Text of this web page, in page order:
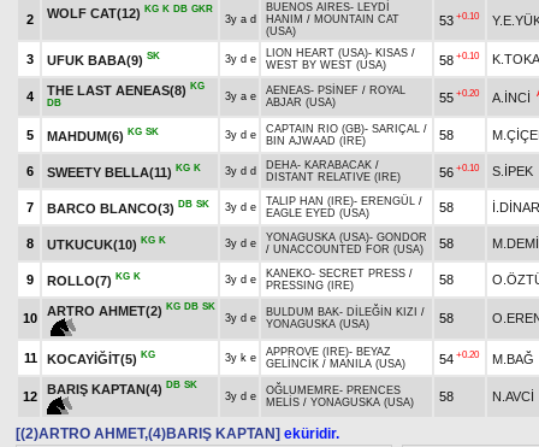
2 WOLF CAT(12) KG K DB GKR
3y a d
BUENOS AIRES- LEYDİ
HANIM / MOUNTAIN CAT
(USA)
53 +0.10
3 UFUK BABA(9) SK 3y d e LION HEART (USA)- KISAS /
WEST BY WEST (USA)
58 +0.10
4 THE LAST AENEAS(8) KG
DB
3y a e AENEAS- PSİNEF / ROYAL
ABJAR (USA)
55 +0.20 A.İNCİ
5 MAHDUM(6) KG SK 3y d e CAPTAIN RIO (GB)- SARIÇAL /
BIN AJWAAD (IRE)
58
6 SWEETY BELLA(11) KG K 3y d d DEHA- KARABACAK /
DISTANT RELATIVE (IRE)
56 +0.10 S.İPEK
7 BARCO BLANCO(3) DB SK 3y d e TALIP HAN (IRE)- ERENGÜL /
EAGLE EYED (USA)
58 İ.DİNAR
8 UTKUCUK(10) KG K 3y d e YONAGUSKA (USA)- GONDOR
/ UNACCOUNTED FOR (USA) 58
9 ROLLO(7) KG K 3y d e KANEKO- SECRET PRESS /
PRESSING (IRE)
58
10
ARTRO AHMET(2) KG DB SK
3y d e BULDUM BAK- DİLEĞİN KIZI /
YONAGUSKA (USA)
58
11 KOCAYİĞİT(5) KG 3y k e APPROVE (IRE)- BEYAZ
GELİNCİK / MANILA (USA) 54 +0.20 M.BAĞ
12
BARIŞ KAPTAN(4) DB SK
3y d e OĞLUMEMRE- PRENCES
MELİS / YONAGUSKA (USA) 58 N.AVCİ
[(2)ARTRO AHMET,(4)BARIŞ KAPTAN] eküridir.